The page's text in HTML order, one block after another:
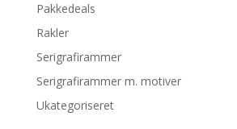
Pakkedeals
Rakler
Serigrafirammer
Serigrafirammer m. motiver
Ukategoriseret